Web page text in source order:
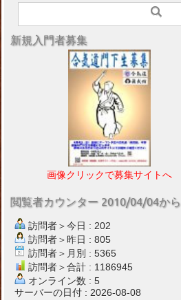
新規入門者募集
画像クリックで募集サイトへ
閲覧者カウンター 2010/04/04から
訪問者＞今日 : 202
訪問者＞昨日 : 805
訪問者＞月別 : 5365
訪問者＞合計 : 1186945
オンライン数 : 5
サーバーの日付 : 2026-08-08